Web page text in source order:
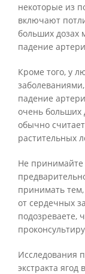
некоторые из
включают
больших дозах
падение
Кроме того, у
падение
очень больших
обычно
растительных
Не
принимать
от сердечных
подозреваете,
Исследования
экстракта